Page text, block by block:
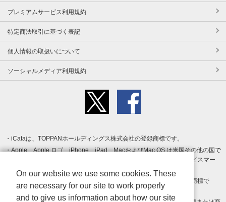
プレミアムサービス利用規約
特定商法取引に基づく表記
個人情報の取扱いについて
ソーシャルメディア利用規約
iCataは、TOPPANホールディングス株式会社の登録商標です。
Apple、Apple ロゴ、iPhone、iPad、MacおよびMac OS は米国その他の国で
登録された Apple Inc. の商標です。App Store は Apple Inc. のサービスマー
クです。
Android、Google Play および Google Play ロゴ は Google LLC の商標で
す。
On our website we use some cookies. These
are necessary for our site to work properly
and to give us information about how our site